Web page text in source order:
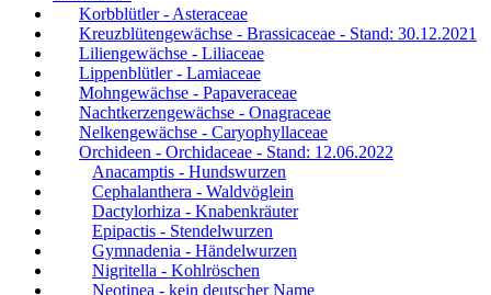
Korbblütler - Asteraceae
Kreuzblütengewächse - Brassicaceae - Stand: 30.12.2021
Liliengewächse - Liliaceae
Lippenblütler - Lamiaceae
Mohngewächse - Papaveraceae
Nachtkerzengewächse - Onagraceae
Nelkengewächse - Caryophyllaceae
Orchideen - Orchidaceae - Stand: 12.06.2022
Anacamptis - Hundswurzen
Cephalanthera - Waldvöglein
Dactylorhiza - Knabenkräuter
Epipactis - Stendelwurzen
Gymnadenia - Händelwurzen
Nigritella - Kohlröschen
Neotinea - kein deutscher Name